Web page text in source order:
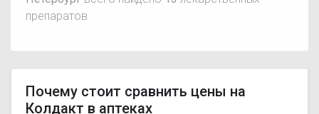
препаратов
Почему стоит сравнить цены на
Колдакт в аптеках